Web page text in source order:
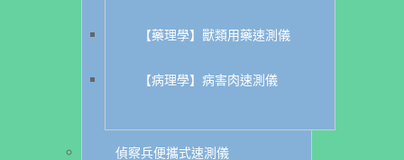
【藥理學】獸類用藥速測儀
【病理學】病害肉速測儀
偵察兵便攜式速測儀